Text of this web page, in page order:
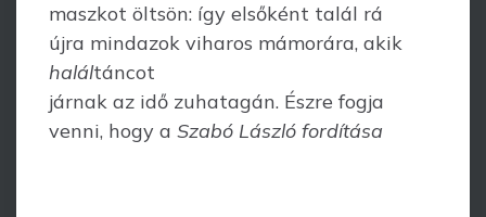
maszkot öltsön: így elsőként talál rá
újra mindazok viharos mámorára, akik
haláltáncot
járnak az idő zuhatagán. Észre fogja
venni, hogy a Szabó László fordítása